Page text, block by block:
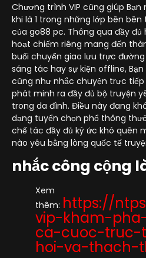
Chương trình VIP cũng giúp
khi là 1 trong những lớp bên
của go88 pc. Thông qua đầy đủ
hoạt chiếm riêng mang đến
buổi chuyển giao lưu trực
sáng tác hay sự kiện offline,
cũng như nhắc chuyện trực
phát minh ra đầy đủ bộ truyện
trong da đình. Điều này đang
dạng tuyển chọn phổ thông
chế tác đầy đủ ký ức khó quên
nào yêu bằng lòng quốc tế
nhắc công cộng
Xem
thêm: https://
vip-kham-
ca-cuoc-truc-
hoi-va-thach-